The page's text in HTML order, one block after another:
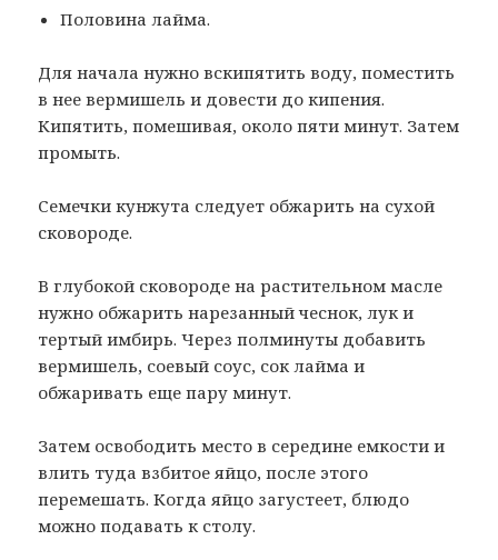
Половина лайма.
Для начала нужно вскипятить воду, поместить
в нее вермишель и довести до кипения.
Кипятить, помешивая, около пяти минут. Затем
промыть.
Семечки кунжута следует обжарить на сухой
сковороде.
В глубокой сковороде на растительном масле
нужно обжарить нарезанный чеснок, лук и
тертый имбирь. Через полминуты добавить
вермишель, соевый соус, сок лайма и
обжаривать еще пару минут.
Затем освободить место в середине емкости и
влить туда взбитое яйцо, после этого
перемешать. Когда яйцо загустеет, блюдо
можно подавать к столу.